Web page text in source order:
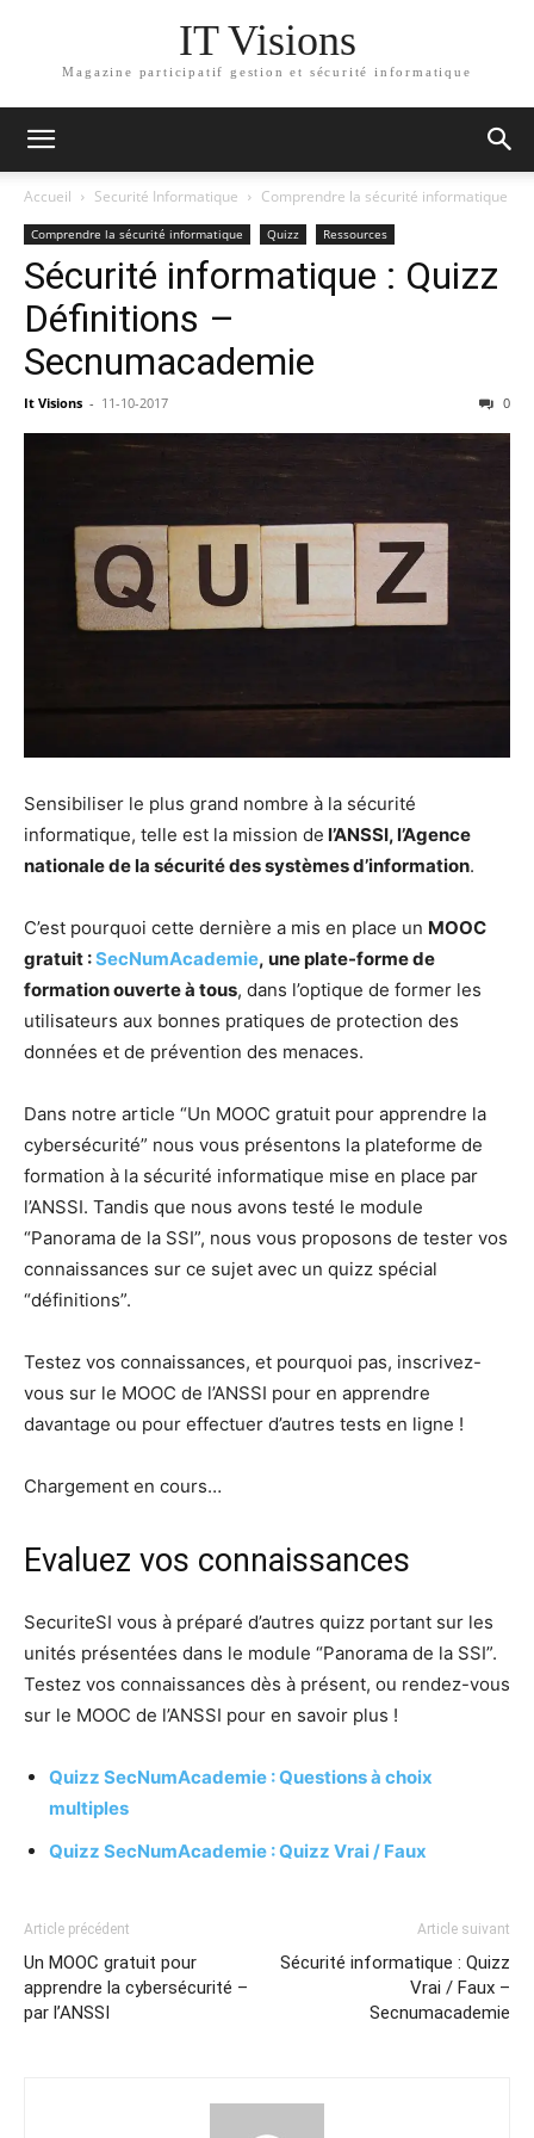
IT Visions
Magazine participatif gestion et sécurité informatique
Accueil Securité Informatique Comprendre la sécurité informatique
Comprendre la sécurité informatique Quizz Ressources
Sécurité informatique : Quizz
Définitions –
Secnumacademie
It Visions - 11-10-2017 0
Sensibiliser le plus grand nombre à la sécurité
informatique, telle est la mission de l’ANSSI, l’Agence
nationale de la sécurité des systèmes d’information.
C’est pourquoi cette dernière a mis en place un MOOC
gratuit :SecNumAcademie, une plate-forme de
formation ouverte à tous, dans l’optique de former les
utilisateurs aux bonnes pratiques de protection des
données et de prévention des menaces.
Dans notre article “Un MOOC gratuit pour apprendre la
cybersécurité” nous vous présentons la plateforme de
formation à la sécurité informatique mise en place par
l’ANSSI. Tandis que nous avons testé le module
“Panorama de la SSI”, nous vous proposons de tester vos
connaissances sur ce sujet avec un quizz spécial
“définitions”.
Testez vos connaissances, et pourquoi pas, inscrivez-
vous sur le MOOC de l’ANSSI pour en apprendre
davantage ou pour effectuer d’autres tests en ligne !
Chargement en cours…
Evaluez vos connaissances
SecuriteSI vous à préparé d’autres quizz portant sur les
unités présentées dans le module “Panorama de la SSI”.
Testez vos connaissances dès à présent, ou rendez-vous
sur le MOOC de l’ANSSI pour en savoir plus !
Quizz SecNumAcademie : Questions à choix
multiples
Quizz SecNumAcademie : Quizz Vrai / Faux
Article précédent
Un MOOC gratuit pour
apprendre la cybersécurité –
par l’ANSSI
Article suivant
Sécurité informatique : Quizz
Vrai / Faux –
Secnumacademie